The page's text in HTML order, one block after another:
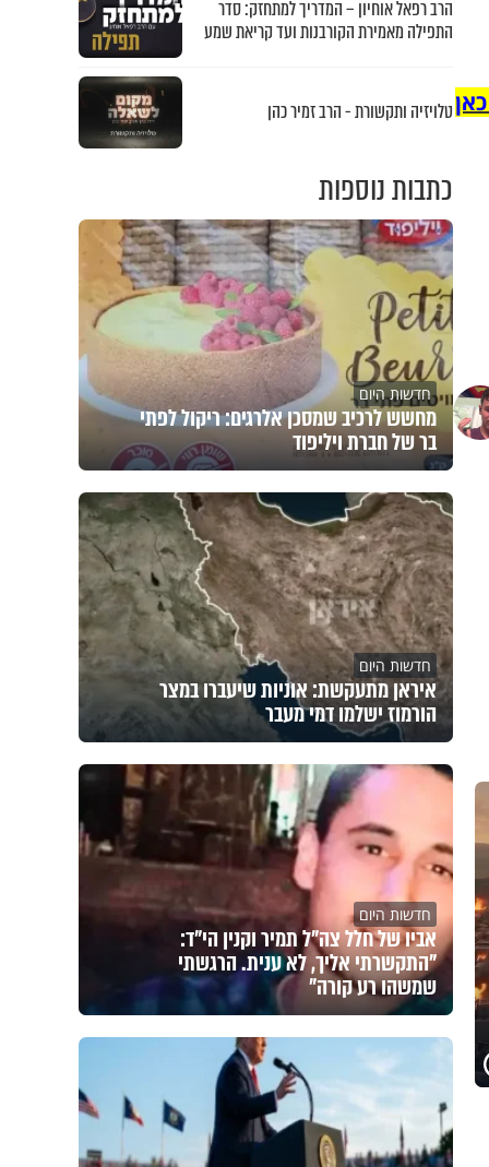
הרב רפאל אוחיון – המדריך למתחזק: סדר
התפילה מאמירת הקורבנות ועד קריאת שמע
טלויזיה ותקשורת - הרב זמיר כהן
כתבות נוספות
חדשות היום
מחשש לרכיב שמסכן אלרגים: ריקול לפתי
בר של חברת ויליפוד
חדשות היום
איראן מתעקשת: אוניות שיעברו במצר
הורמוז ישלמו דמי מעבר
חדשות היום
אביו של חלל צה"ל תמיר וקנין הי"ד:
"התקשרתי אליך, לא ענית. הרגשתי
שמשהו רע קורה"